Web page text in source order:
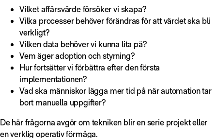
Vilket affärsvärde försöker vi skapa?
Vilka processer behöver förändras för att värdet ska bli
verkligt?
Vilken data behöver vi kunna lita på?
Vem äger adoption och styrning?
Hur fortsätter vi förbättra efter den första
implementationen?
Vad ska människor lägga mer tid på när automation tar
bort manuella uppgifter?
De här frågorna avgör om tekniken blir en serie projekt eller
en verklig operativ förmåga.